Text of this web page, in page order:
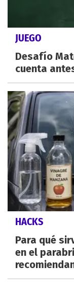
JUEGO
Desafío
cuenta
HACKS
Para qué
en el